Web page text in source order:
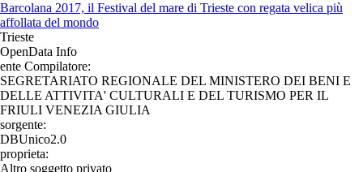
Barcolana 2017, il Festival del mare di Trieste con regata velica più
affollata del mondo
Trieste
OpenData Info
ente Compilatore:
SEGRETARIATO REGIONALE DEL MINISTERO DEI BENI E
DELLE ATTIVITA' CULTURALI E DEL TURISMO PER IL
FRIULI VENEZIA GIULIA
sorgente:
DBUnico2.0
proprieta:
Altro soggetto privato